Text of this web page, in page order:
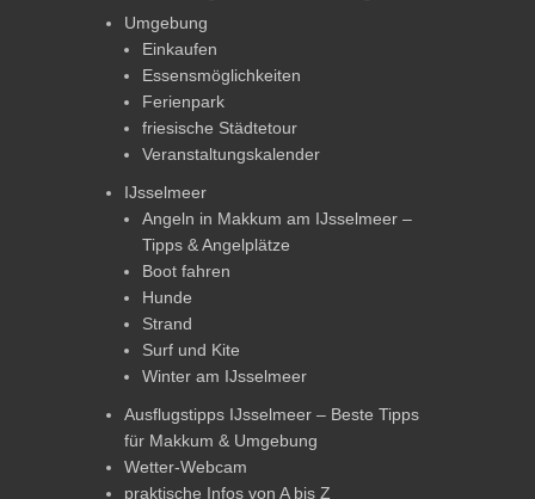
Umgebung
Einkaufen
Essensmöglichkeiten
Ferienpark
friesische Städtetour
Veranstaltungskalender
IJsselmeer
Angeln in Makkum am IJsselmeer –
Tipps & Angelplätze
Boot fahren
Hunde
Strand
Surf und Kite
Winter am IJsselmeer
Ausflugstipps IJsselmeer – Beste Tipps
für Makkum & Umgebung
Wetter-Webcam
praktische Infos von A bis Z